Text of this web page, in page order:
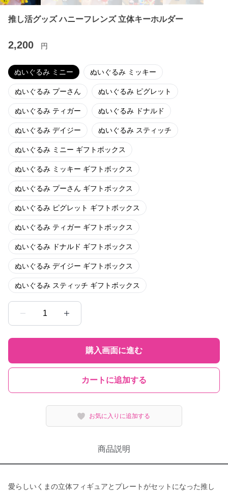
推し活グッズ ハニーフレンズ 立体キーホルダー
2,200 円
ぬいぐるみ ミニー ぬいぐるみ ミッキー
ぬいぐるみ プーさん ぬいぐるみ ピグレット
ぬいぐるみ ティガー ぬいぐるみ ドナルド
ぬいぐるみ デイジー ぬいぐるみ スティッチ
ぬいぐるみ ミニー ギフトボックス
ぬいぐるみ ミッキー ギフトボックス
ぬいぐるみ プーさん ギフトボックス
ぬいぐるみ ピグレット ギフトボックス
ぬいぐるみ ティガー ギフトボックス
ぬいぐるみ ドナルド ギフトボックス
ぬいぐるみ デイジー ギフトボックス
ぬいぐるみ スティッチ ギフトボックス
1
購入画面に進む
カートに追加する
お気に入りに追加する
商品説明
愛らしいくまの立体フィギュアとプレートがセットになった推し